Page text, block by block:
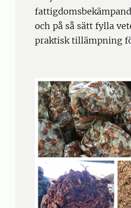
och på så sätt fylla
praktisk tillämpning